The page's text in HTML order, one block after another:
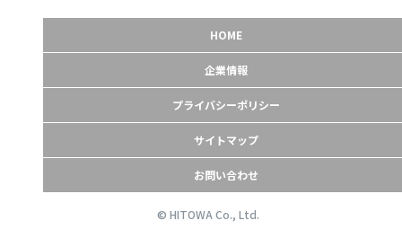
HOME
企業情報
プライバシーポリシー
サイトマップ
お問い合わせ
© HITOWA Co., Ltd.